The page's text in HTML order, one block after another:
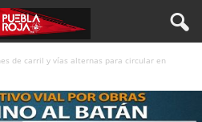
de carril y vías alternas para circular en